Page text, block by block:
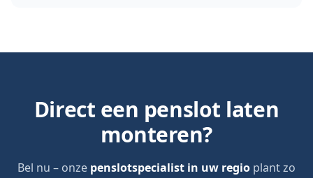
Direct een penslot laten
monteren?
Bel nu – onze penslotspecialist in uw regio plant zo